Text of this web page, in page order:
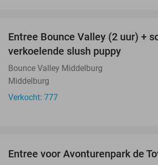
Entree Bounce Valley (2 uur) +
verkoelende slush puppy
Bounce Valley Middelburg
Middelburg
Verkocht: 777
Entree voor Avonturenpark de